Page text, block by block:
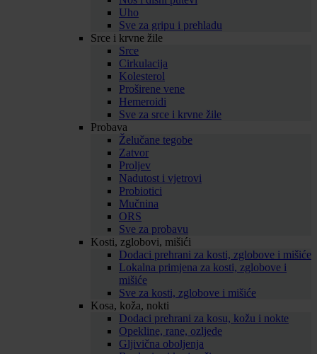
Uho
Sve za gripu i prehladu
Srce i krvne žile
Srce
Cirkulacija
Kolesterol
Proširene vene
Hemeroidi
Sve za srce i krvne žile
Probava
Želučane tegobe
Zatvor
Proljev
Nadutost i vjetrovi
Probiotici
Mučnina
ORS
Sve za probavu
Kosti, zglobovi, mišići
Dodaci prehrani za kosti, zglobove i mišiće
Lokalna primjena za kosti, zglobove i
mišiće
Sve za kosti, zglobove i mišiće
Kosa, koža, nokti
Dodaci prehrani za kosu, kožu i nokte
Opekline, rane, ozljede
Gljivična oboljenja